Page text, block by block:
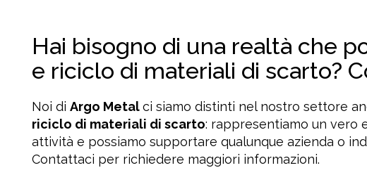
Hai bisogno di una realtà che
e riciclo di materiali di scarto?
Noi di Argo Metalci siamo distinti nel nostro settore
riciclo di materiali di scarto: rappresentiamo un vero
attività e possiamo supportare qualunque azienda o
Contattaci per richiedere maggiori informazioni.